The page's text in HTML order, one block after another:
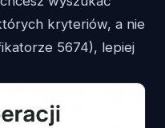
kryteriów, a nie
5674), lepiej